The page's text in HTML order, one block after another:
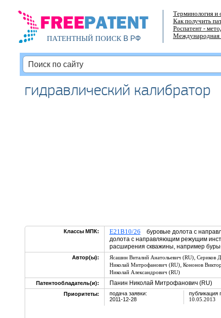
ПАТЕНТНЫЙ ПОИСКВ РФ
Терминология и
Как получить
Роспатент -
Международная
гидравлический калибратор
Классы МПК: E21B10/26 буровые долота с
долота с направляющим режущим
расширения скважины, например
Автор(ы): Ясашин Виталий Анатольевич (RU), Сериков
Николай Митрофанович (RU), Кононов
Николай Александрович (RU)
Патентообладатель(и):
Панин Николай Митрофанович (RU)
Приоритеты:
подача заявки:
2011-12-28
публикация
10.05.2013